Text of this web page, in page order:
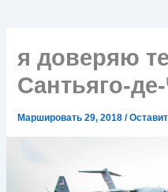
я доверяю
Сантьяго-
Маршировать 29, 2018/